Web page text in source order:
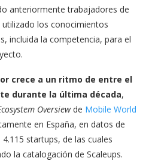
anteriormente trabajadores de
los conocimientos
incluida la competencia, para el
crece a un ritmo de entre el
durante la última década,
Oversiewde Mobile World
en España, en datos de
startups, de las cuales
la catalogación de Scaleups.